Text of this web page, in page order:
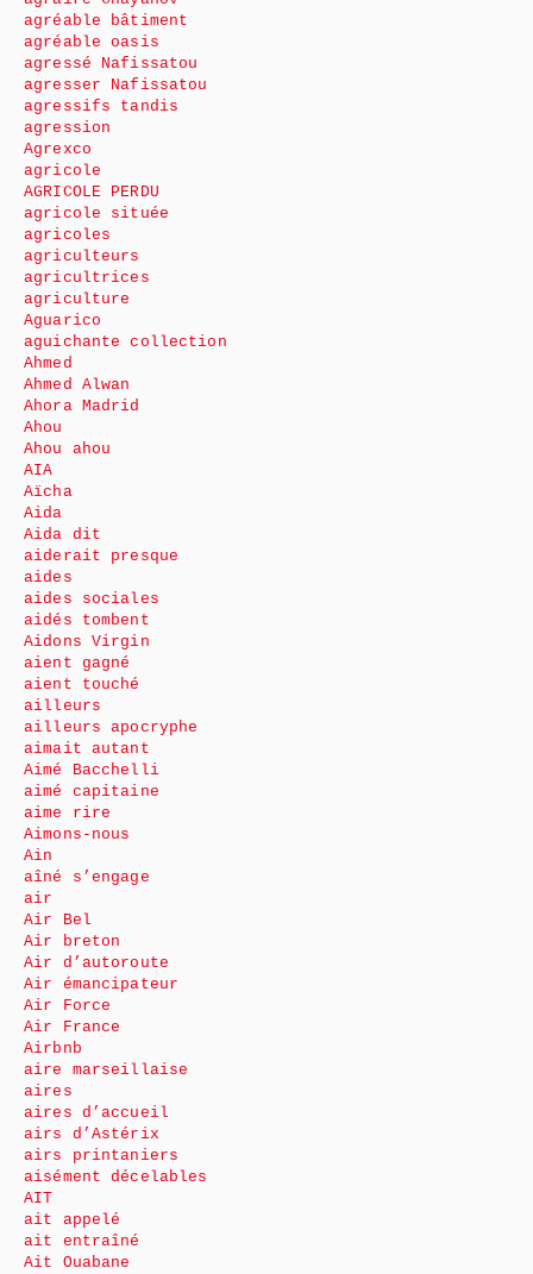
agréable bâtiment
agréable oasis
agressé Nafissatou
agresser Nafissatou
agressifs tandis
agression
Agrexco
agricole
AGRICOLE PERDU
agricole située
agricoles
agriculteurs
agricultrices
agriculture
Aguarico
aguichante collection
Ahmed
Ahmed Alwan
Ahora Madrid
Ahou
Ahou ahou
AIA
Aïcha
Aida
Aida dit
aiderait presque
aides
aides sociales
aidés tombent
Aidons Virgin
aient gagné
aient touché
ailleurs
ailleurs apocryphe
aimait autant
Aimé Bacchelli
aimé capitaine
aime rire
Aimons-nous
Ain
aîné s’engage
air
Air Bel
Air breton
Air d’autoroute
Air émancipateur
Air Force
Air France
Airbnb
aire marseillaise
aires
aires d’accueil
airs d’Astérix
airs printaniers
aisément décelables
AIT
ait appelé
ait entraîné
Ait Ouabane